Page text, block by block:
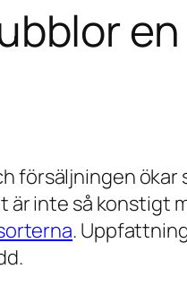
försäljningen
inte så konstigt
.